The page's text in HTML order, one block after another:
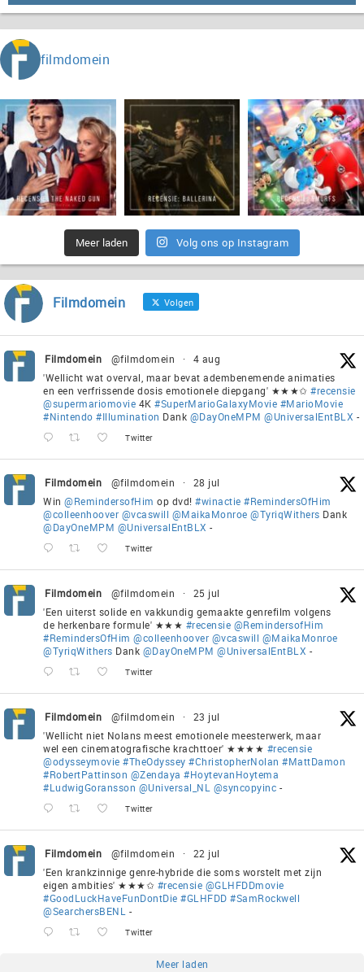
filmdomein
Meer laden Volg ons op Instagram
Filmdomein Volgen
Filmdomein @filmdomein ·
4 aug
'Wellicht wat overval, maar bevat adembenemende animaties
en een verfrissende dosis emotionele diepgang' ★★★✩ #recensie
@supermariomovie 4K #SuperMarioGalaxyMovie #MarioMovie
#Nintendo #Illumination Dank @DayOneMPM @UniversalEntBLX -
Twitter
Filmdomein @filmdomein ·
28 jul
Win @RemindersofHim op dvd! #winactie #RemindersOfHim
@colleenhoover @vcaswill @MaikaMonroe @TyriqWithers Dank
@DayOneMPM @UniversalEntBLX -
Twitter
Filmdomein @filmdomein ·
25 jul
'Een uiterst solide en vakkundig gemaakte genrefilm volgens
de herkenbare formule' ★★★ #recensie @RemindersofHim
#RemindersOfHim @colleenhoover @vcaswill @MaikaMonroe
@TyriqWithers Dank @DayOneMPM @UniversalEntBLX -
Twitter
Filmdomein @filmdomein ·
23 jul
'Wellicht niet Nolans meest emotionele meesterwerk, maar
wel een cinematografische krachttoer' ★★★★ #recensie
@odysseymovie #TheOdyssey #ChristopherNolan #MattDamon
#RobertPattinson @Zendaya #HoytevanHoytema
#LudwigGoransson @Universal_NL @syncopyinc -
Twitter
Filmdomein @filmdomein ·
22 jul
'Een krankzinnige genre-hybride die soms worstelt met zijn
eigen ambities' ★★★✩ #recensie @GLHFDDmovie
#GoodLuckHaveFunDontDie #GLHFDD #SamRockwell
@SearchersBENL -
Twitter
Meer laden